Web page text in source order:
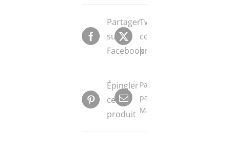
Partager
sur
Facebook
Tweeter
ce
produit
Épingler
ce
produit
Partager
par
Mail